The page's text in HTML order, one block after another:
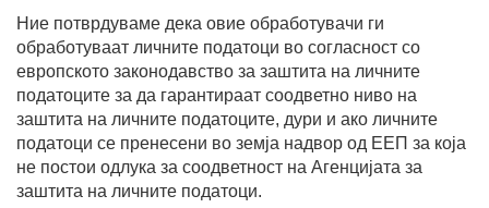
Ние потврдуваме дека овие обработувачи ги
обработуваат личните податоци во согласност со
европското законодавство за заштита на личните
податоците за да гарантираат соодветно ниво на
заштита на личните податоците, дури и ако личните
податоци се пренесени во земја надвор од ЕЕП за која
не постои одлука за соодветност на Агенцијата за
заштита на личните податоци.